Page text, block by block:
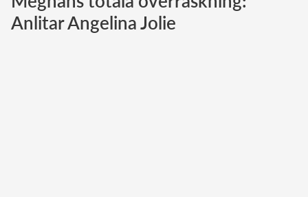
Norska kungahuset
Anlitar Angelina Jolie